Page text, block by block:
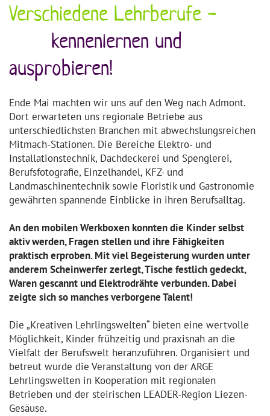
Verschiedene Lehrberufe -
kennenlernen und
ausprobieren!
Ende Mai machten wir uns auf den Weg nach Admont.
Dort erwarteten uns regionale Betriebe aus
unterschiedlichsten Branchen mit abwechslungsreichen
Mitmach-Stationen. Die Bereiche Elektro- und
Installationstechnik, Dachdeckerei und Spenglerei,
Berufsfotografie, Einzelhandel, KFZ- und
Landmaschinentechnik sowie Floristik und Gastronomie
gewährten spannende Einblicke in ihren Berufsalltag.
An den mobilen Werkboxen konnten die Kinder selbst
aktiv werden, Fragen stellen und ihre Fähigkeiten
praktisch erproben. Mit viel Begeisterung wurden unter
anderem Scheinwerfer zerlegt, Tische festlich gedeckt,
Waren gescannt und Elektrodrähte verbunden. Dabei
zeigte sich so manches verborgene Talent!
Die „Kreativen Lehrlingswelten“ bieten eine wertvolle
Möglichkeit, Kinder frühzeitig und praxisnah an die
Vielfalt der Berufswelt heranzuführen. Organisiert und
betreut wurde die Veranstaltung von der ARGE
Lehrlingswelten in Kooperation mit regionalen
Betrieben und der steirischen LEADER-Region Liezen-
Gesäuse.